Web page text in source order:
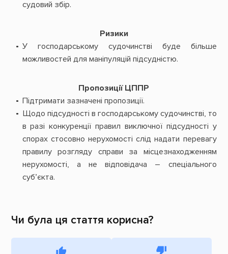
судовий збір.
Ризики
У господарському судочинстві буде більше
можливостей для маніпуляцій підсудністю.
Пропозиції ЦППР
Підтримати зазначені пропозиції.
Щодо підсудності в господарському судочинстві, то
в разі конкуренції правил виключної підсудності у
спорах стосовно нерухомості слід надати перевагу
правилу розгляду справи за місцезнаходженням
нерухомості, а не відповідача – спеціального
суб’єкта.
Чи була ця стаття корисна?